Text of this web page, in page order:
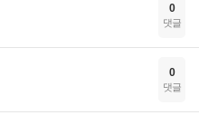
0
댓글
0
댓글